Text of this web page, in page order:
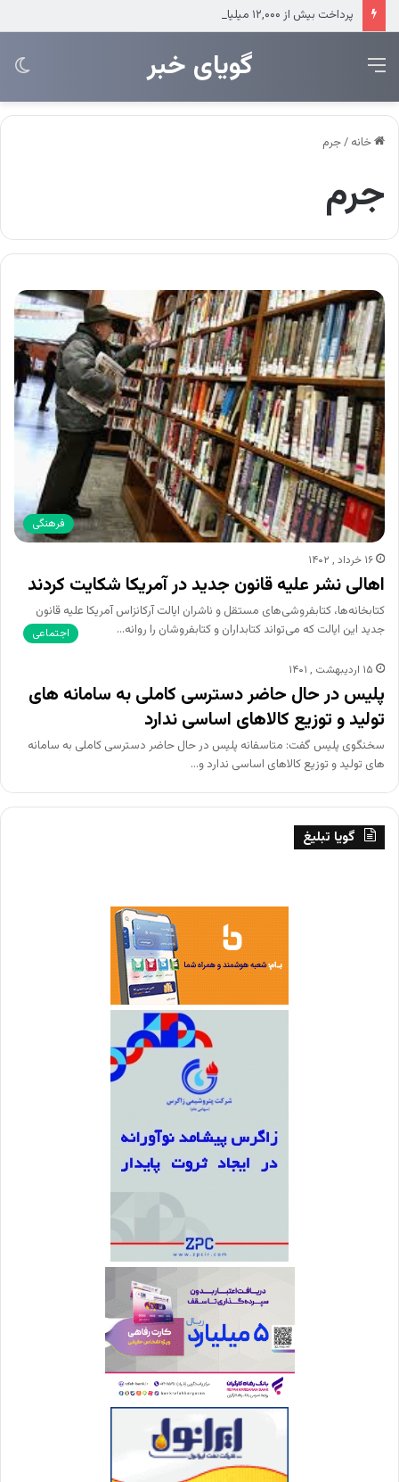
‌‌‌گویای خبر منو
خانه /جرم
جرم
فرهنگی
۱۶ خرداد , ۱۴۰۲
اهالی نشر علیه قانون جدید در آمریکا شکایت کردند
کتابخانه‌ها، کتابفروشی‌های مستقل و ناشران ایالت آرکانزاس آمریکا علیه قانون
جدید این ایالت که می‌تواند کتابداران و کتابفروشان را روانه…
اجتماعی
۱۵ اردیبهشت , ۱۴۰۱
پلیس در حال حاضر دسترسی کاملی به سامانه های
تولید و توزیع کالاهای اساسی ندارد
سخنگوی پلیس گفت: متاسفانه پلیس در حال حاضر دسترسی کاملی به سامانه
های تولید و توزیع کالاهای اساسی ندارد و…
گویا تبلیغ